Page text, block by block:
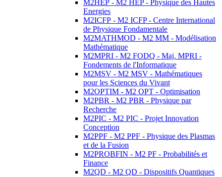
M2HEP - M2 HEP - Physique des Hautes
Energies
M2ICFP - M2 ICFP - Centre International
de Physique Fondamentale
M2MATHMOD - M2 MM - Modélisation
Mathématique
M2MPRI - M2 FODQ - Maj. MPRI -
Fondements de l'Informatique
M2MSV - M2 MSV - Mathématiques
pour les Sciences du Vivant
M2OPTIM - M2 OPT - Optimisation
M2PBR - M2 PBR - Physique par
Recherche
M2PIC - M2 PIC - Projet Innovation
Conception
M2PPF - M2 PPF - Physique des Plasmas
et de la Fusion
M2PROBFIN - M2 PF - Probabilités et
Finance
M2QD - M2 QD - Dispositifs Quantiques